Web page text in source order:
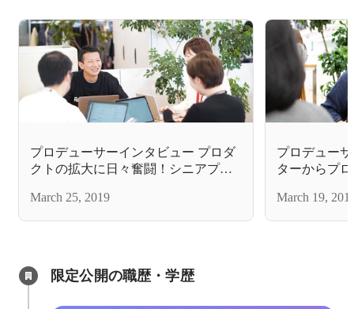
プロデューサーインタビュー プロダ
クトの拡大に日々奮闘！シニアプロ
March 25, 2019
プロデュー
ターからプ
魅力
March 19,
限定公開の職歴・学歴